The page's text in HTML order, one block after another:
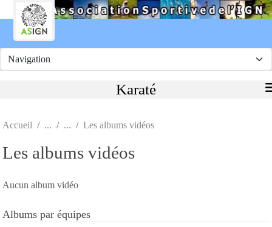
Karaté
Accueil Les albums vidéos
Les albums vidéos
Aucun album vidéo
Albums par équipes
Panneau de gestion des cookies